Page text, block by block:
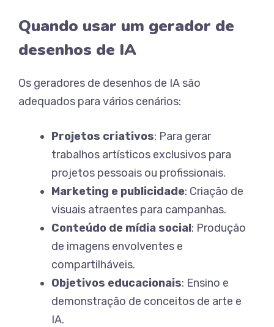
Quando usar um gerador de
desenhos de IA
Os geradores de desenhos de IA são
adequados para vários cenários:
Projetos criativos: Para gerar
trabalhos artísticos exclusivos para
projetos pessoais ou profissionais.
Marketing e publicidade: Criação de
visuais atraentes para campanhas.
Conteúdo de mídia social: Produção
de imagens envolventes e
compartilháveis.
Objetivos educacionais: Ensino e
demonstração de conceitos de arte e
IA.